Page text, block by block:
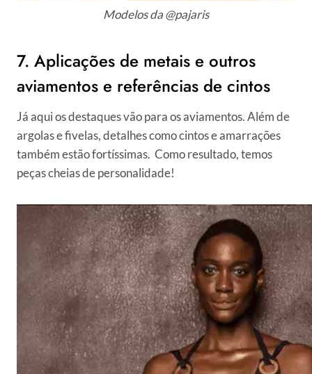
Modelos da @pajaris
7. Aplicações de metais e outros
aviamentos e referências de cintos
Já aqui os destaques vão para os aviamentos. Além de
argolas e fivelas, detalhes como cintos e amarrações
também estão fortíssimas. Como resultado, temos
peças cheias de personalidade!